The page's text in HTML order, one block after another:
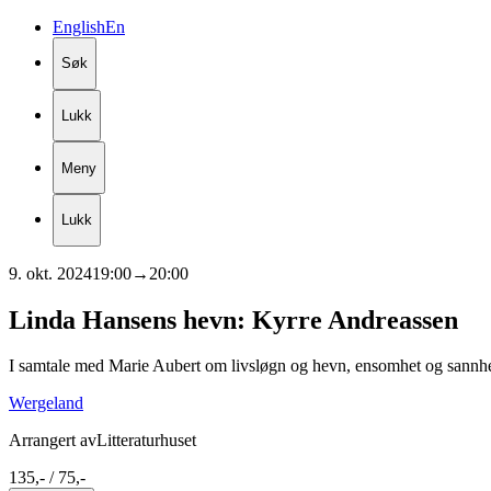
EnglishEn
Søk
Lukk
Meny
Lukk
9. okt. 202419:00→ 20:00
Linda Hansens hevn: Kyrre Andreassen
I samtale med Marie Aubert om livsløgn og hevn, ensomhet og
Wergeland
Arrangert avLitteraturhuset
135,- / 75,-